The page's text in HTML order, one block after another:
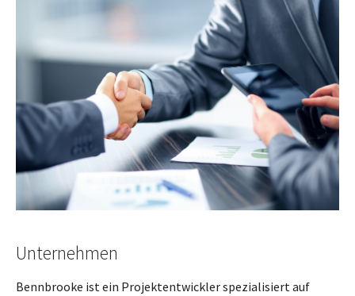
Unternehmen
Bennbrooke ist ein Projektentwickler spezialisiert auf